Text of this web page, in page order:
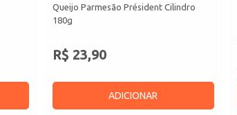
Queijo Parmesão Président Cilindro
180g
R$ 23,90
ADICIONAR